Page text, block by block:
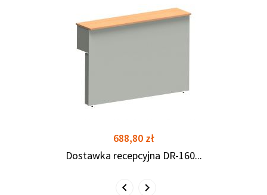
Cena
688,80 zł
Dostawka recepcyjna DR-160...